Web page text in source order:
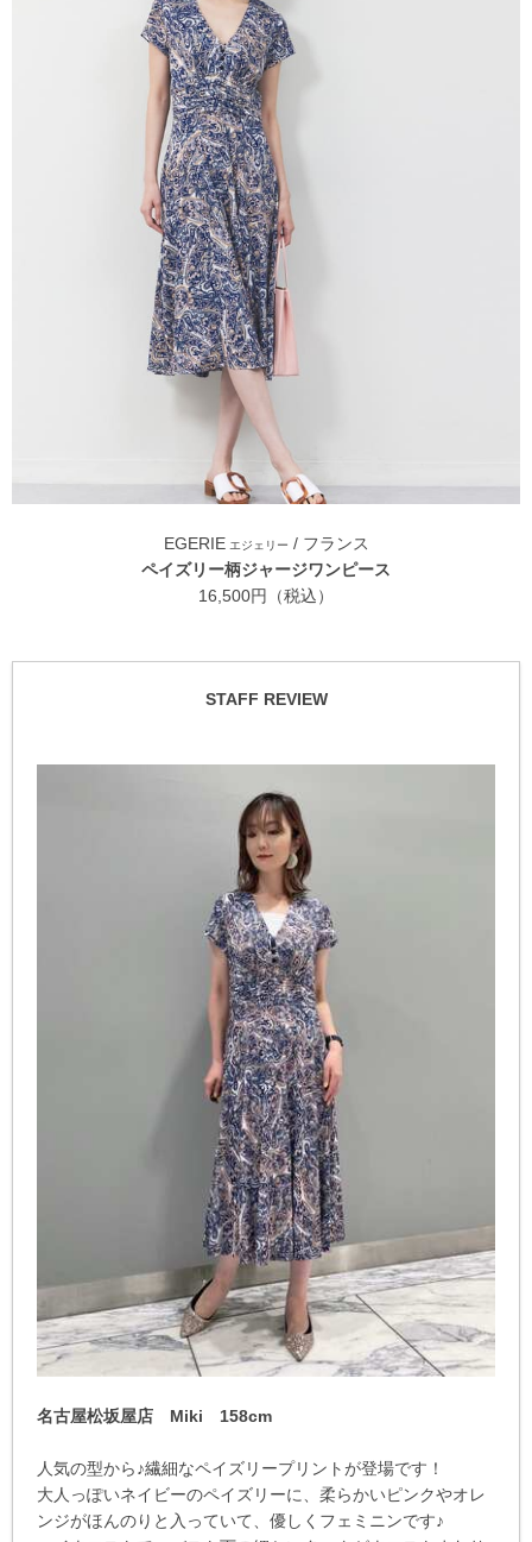
EGERIE エジェリー / フランス
ペイズリー柄ジャージワンピース
16,500円（税込）
STAFF REVIEW
名古屋松坂屋店 Miki 158cm
人気の型から♪繊細なペイズリープリントが登場です！
大人っぽいネイビーのペイズリーに、柔らかいピンクやオレ
ンジがほんのりと入っていて、優しくフェミニンです♪